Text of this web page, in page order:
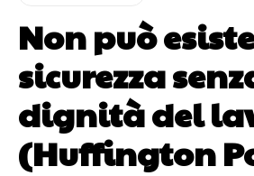
Non può
sicurezza
dignità del
(Huffington